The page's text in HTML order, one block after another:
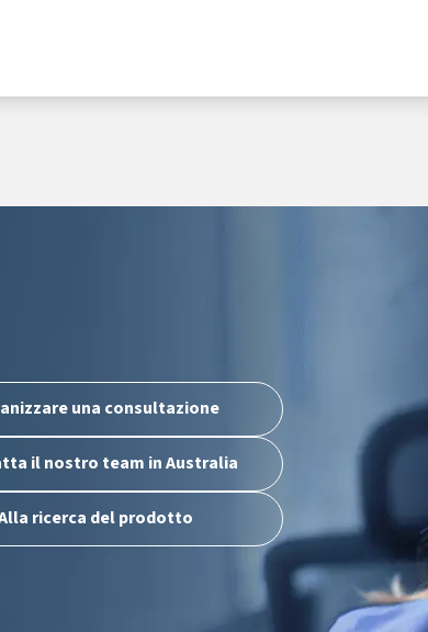
una consultazione
il nostro team in Australia
ricerca del prodotto